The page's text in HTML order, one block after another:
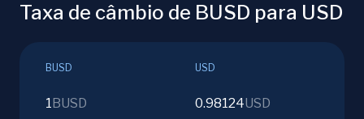
Taxa de câmbio de BUSD para USD
BUSD USD
1 BUSD 0.98124USD